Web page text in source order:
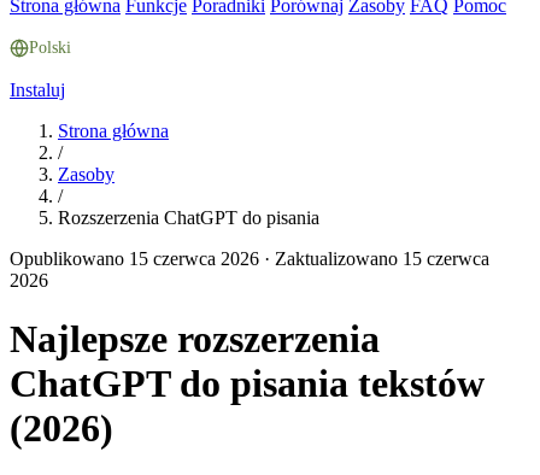
Strona główna Funkcje Poradniki Porównaj Zasoby FAQ Pomoc
Polski
Instaluj
Strona główna
/
Zasoby
/
Rozszerzenia ChatGPT do pisania
Opublikowano 15 czerwca 2026 · Zaktualizowano 15 czerwca
2026
Najlepsze rozszerzenia
ChatGPT do pisania tekstów
(2026)